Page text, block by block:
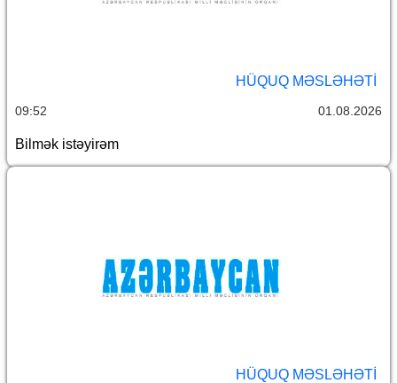
HÜQUQ MƏSLƏHƏTI
09:52 01.08.2026
Bilmək istəyirəm
HÜQUQ MƏSLƏHƏTI